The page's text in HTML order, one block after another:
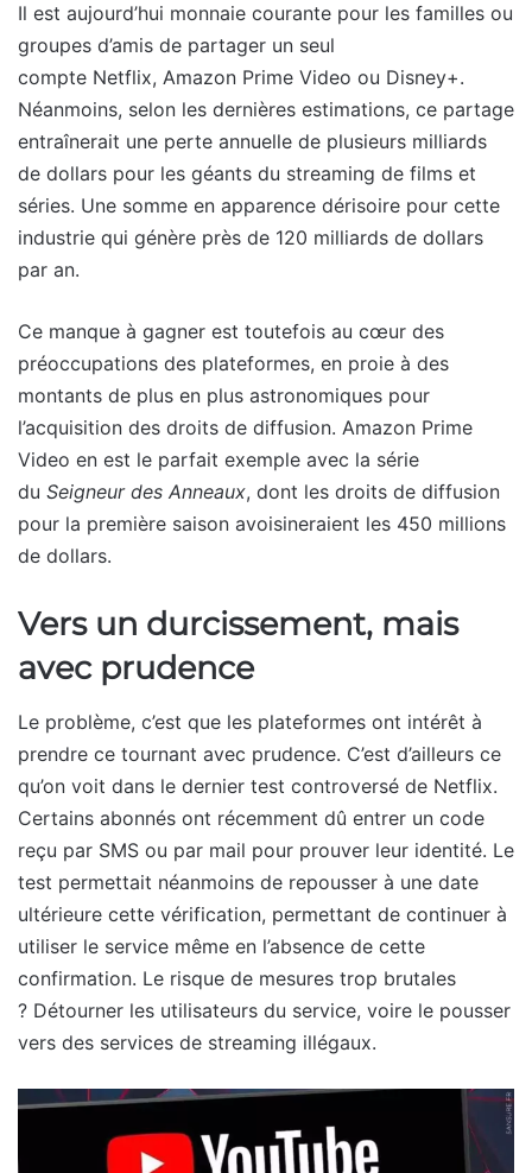
Il est aujourd’hui monnaie courante pour les familles ou
groupes d’amis de partager un seul
compte Netflix, Amazon Prime Video ou Disney+.
Néanmoins, selon les dernières estimations, ce partage
entraînerait une perte annuelle de plusieurs milliards
de dollars pour les géants du streaming de films et
séries. Une somme en apparence dérisoire pour cette
industrie qui génère près de 120 milliards de dollars
par an.
Ce manque à gagner est toutefois au cœur des
préoccupations des plateformes, en proie à des
montants de plus en plus astronomiques pour
l’acquisition des droits de diffusion. Amazon Prime
Video en est le parfait exemple avec la série
du Seigneur des Anneaux, dont les droits de diffusion
pour la première saison avoisineraient les 450 millions
de dollars.
Vers un durcissement, mais
avec prudence
Le problème, c’est que les plateformes ont intérêt à
prendre ce tournant avec prudence. C’est d’ailleurs ce
qu’on voit dans le dernier test controversé de Netflix.
Certains abonnés ont récemment dû entrer un code
reçu par SMS ou par mail pour prouver leur identité. Le
test permettait néanmoins de repousser à une date
ultérieure cette vérification, permettant de continuer à
utiliser le service même en l’absence de cette
confirmation. Le risque de mesures trop brutales
? Détourner les utilisateurs du service, voire le pousser
vers des services de streaming illégaux.